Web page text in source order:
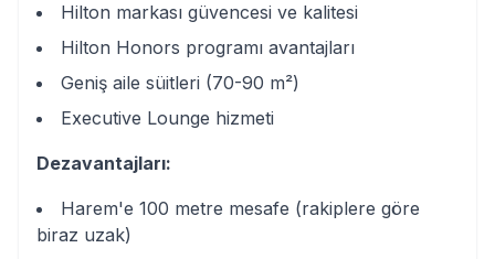
Hilton markası güvencesi ve kalitesi
Hilton Honors programı avantajları
Geniş aile süitleri (70-90 m²)
Executive Lounge hizmeti
Dezavantajları:
Harem'e 100 metre mesafe (rakiplere göre
biraz uzak)